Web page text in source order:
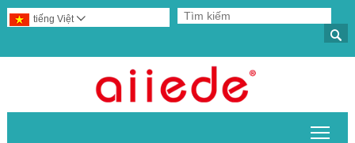

tiếng Việt 